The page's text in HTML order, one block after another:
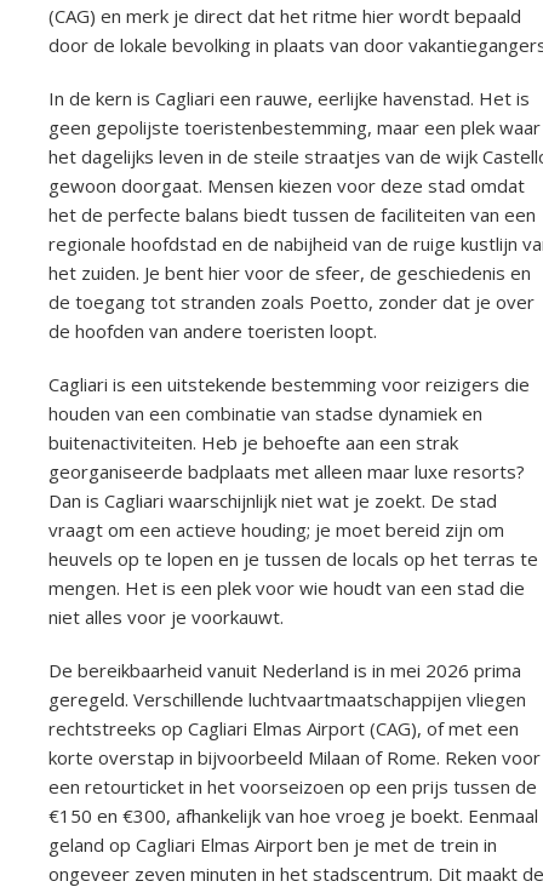
(CAG) en merk je direct dat het ritme hier wordt bepaald
door de lokale bevolking in plaats van door
In de kern is Cagliari een rauwe, eerlijke havenstad. Het is
geen gepolijste toeristenbestemming, maar een plek waar
het dagelijks leven in de steile straatjes van de wijk
gewoon doorgaat. Mensen kiezen voor deze stad omdat
het de perfecte balans biedt tussen de faciliteiten van een
regionale hoofdstad en de nabijheid van de ruige kustlijn
het zuiden. Je bent hier voor de sfeer, de geschiedenis en
de toegang tot stranden zoals Poetto, zonder dat je over
de hoofden van andere toeristen loopt.
Cagliari is een uitstekende bestemming voor reizigers die
houden van een combinatie van stadse dynamiek en
buitenactiviteiten. Heb je behoefte aan een strak
georganiseerde badplaats met alleen maar luxe resorts?
Dan is Cagliari waarschijnlijk niet wat je zoekt. De stad
vraagt om een actieve houding; je moet bereid zijn om
heuvels op te lopen en je tussen de locals op het terras te
mengen. Het is een plek voor wie houdt van een stad die
niet alles voor je voorkauwt.
De bereikbaarheid vanuit Nederland is in mei 2026 prima
geregeld. Verschillende luchtvaartmaatschappijen vliegen
rechtstreeks op Cagliari Elmas Airport (CAG), of met een
korte overstap in bijvoorbeeld Milaan of Rome. Reken voor
een retourticket in het voorseizoen op een prijs tussen de
€150 en €300, afhankelijk van hoe vroeg je boekt. Eenmaal
geland op Cagliari Elmas Airport ben je met de trein in
ongeveer zeven minuten in het stadscentrum. Dit maakt de